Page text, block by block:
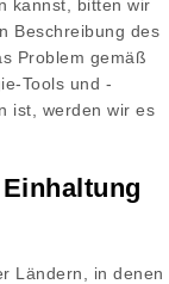
kannst, bitten wir
Beschreibung des
Problem gemäß
Tools und -
ist, werden wir es
Ländern, in denen